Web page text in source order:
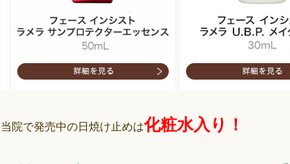
当院で発売中の日焼け止めは化粧水入り！